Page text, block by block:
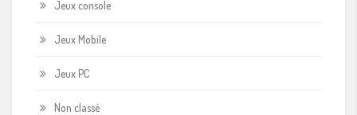
Jeux console
Jeux Mobile
Jeux PC
Non classé